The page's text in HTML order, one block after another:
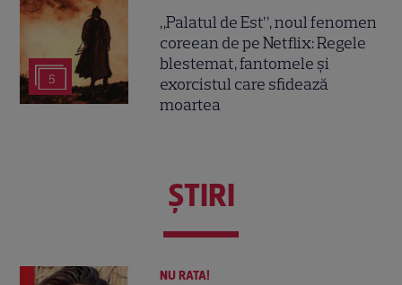
5
„Palatul de Est”, noul fenomen
coreean de pe Netflix: Regele
blestemat, fantomele și
exorcistul care sfidează
moartea
ŞTIRI
NU RATA!